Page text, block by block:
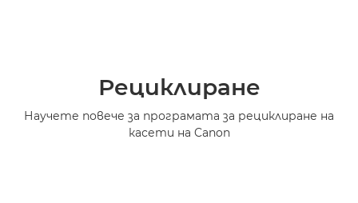
Рециклиране
Научете повече за програмата за рециклиране на
касети на Canon